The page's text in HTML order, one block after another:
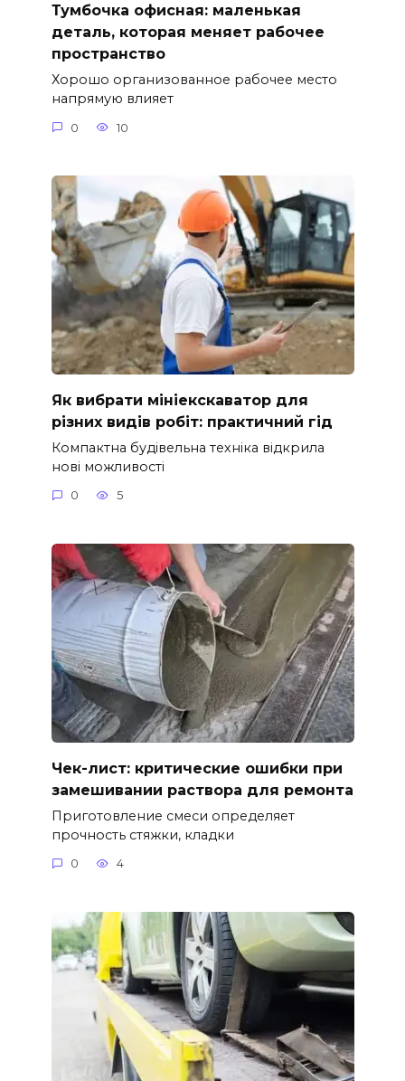
Тумбочка офисная: маленькая
деталь, которая меняет рабочее
пространство
Хорошо организованное рабочее место
напрямую влияет
0 10
Як вибрати мініекскаватор для
різних видів робіт: практичний гід
Компактна будівельна техніка відкрила
нові можливості
0 5
Чек-лист: критические ошибки при
замешивании раствора для ремонта
Приготовление смеси определяет
прочность стяжки, кладки
0 4